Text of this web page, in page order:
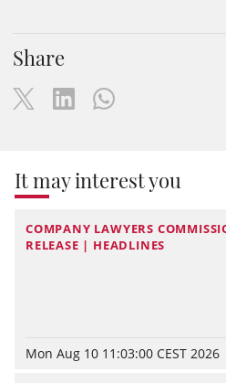
Share
It may interest you
COMPANY LAWYERS
RELEASE | HEADLINES
Mon Aug 10 11:03:00 CEST 2026